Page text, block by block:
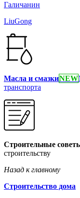
Галичанин
LiuGong
Масла и смазкиNEW
транспорта
Строительные
строительству
Назад к главному
Строительство дома